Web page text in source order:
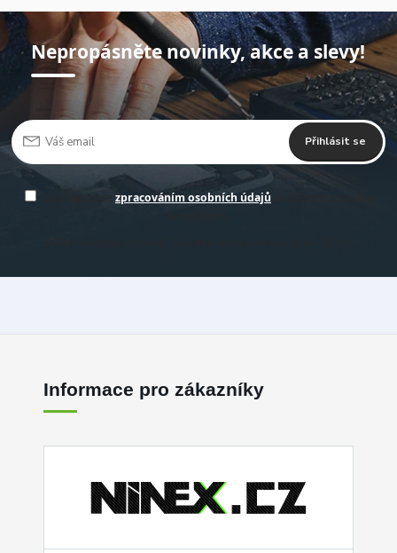
Nepropásněte novinky, akce a slevy!
Přihlásit se
zpracováním osobních údajů
Informace pro zákazníky